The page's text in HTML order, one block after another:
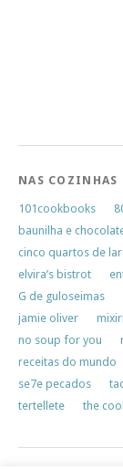
NAS COZINHAS
101cookbooks
baunilha e
cinco quartos de
elvira’s bistrot
G de guloseimas
jamie oliver
no soup for you
receitas do mundo
se7e pecados
tertellete
the